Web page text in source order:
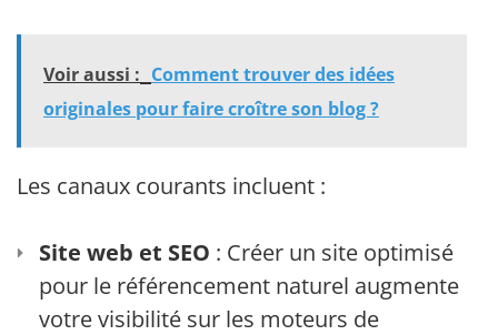
Voir aussi : Comment trouver des idées
originales pour faire croître son blog ?
Les canaux courants incluent :
Site web et SEO : Créer un site optimisé
pour le référencement naturel augmente
votre visibilité sur les moteurs de